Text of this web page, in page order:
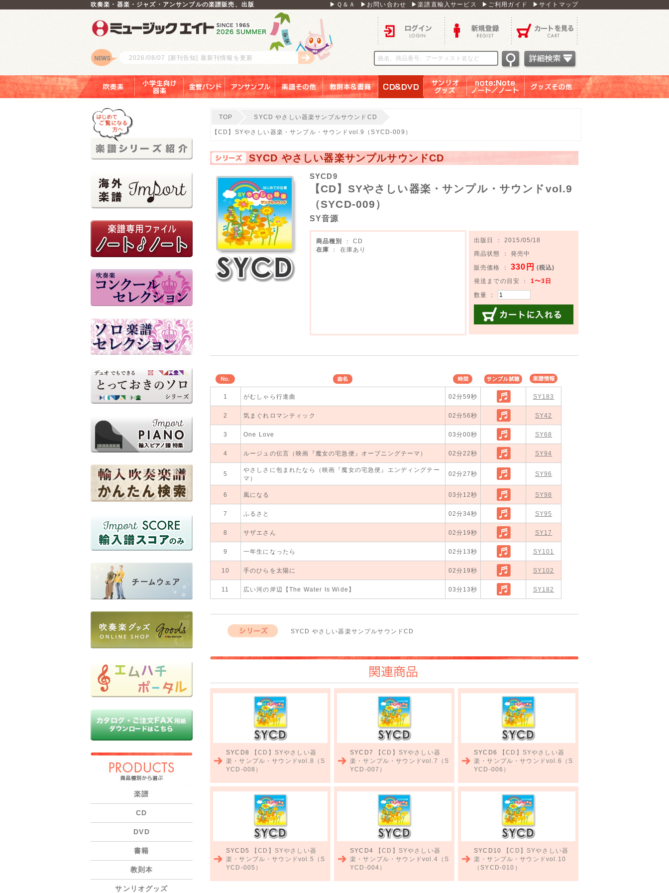
吹奏楽・器楽・ジャズ・アンサンブルの楽譜販売、出版 ▶Ｑ＆Ａ ▶お問い合わせ ▶楽譜直輸入サービス ▶ご利用ガイド ▶サイトマップ
ロゴ
2026/08/07 [新刊告知] 最新刊情報を更新
楽譜
CD
DVD
書籍
教則本
サンリオグッズ
TOP SYCD やさしい器楽サンプルサウンドCD
【CD】SYやさしい器楽・サンプル・サウンドvol.9（SYCD-009）
SYCD やさしい器楽サンプルサウンドCD
SYCD9
【CD】SYやさしい器楽・サンプル・サウンドvol.9
（SYCD-009）
SY音源
商品種別
： CD
在庫
： 在庫あり
出版日 ： 2015/05/18
商品状態 ： 発売中
販売価格 ：330円 (税込)
発送までの目安 ： 1〜3日
数量 ：
No. 曲名 時間
サンプル試
聴
楽譜情報
1
がむしゃら行進曲 02分59秒 SY183
2 気まぐれロマンティック 02分56秒 SY42
3 One Love 03分00秒 SY68
4 ルージュの伝言（映画『魔女の宅急便』オープニングテーマ） 02分22秒
SY音源
SY音源（2026年再収録） SY94
5
やさしさに包まれたなら（映画『魔女の宅急便』エンディングテー
マ）
02分27秒 SY96
6 風になる 03分12秒 SY98
7 ふるさと 02分34秒 SY95
8 サザエさん 02分19秒 SY17
9 一年生になったら 02分13秒 SY101
10 手のひらを太陽に 02分19秒 SY102
11 広い河の岸辺【The Water Is Wide】 03分13秒 SY182
SYCD やさしい器楽サンプルサウンドCD
関連商品
SYCD8
【CD】SYやさしい器
楽・サンプル・サウンドvol.8（S
YCD-008）
SYCD7
【CD】SYやさしい器
楽・サンプル・サウンドvol.7（S
YCD-007）
SYCD6
【CD】SYやさしい器
楽・サンプル・サウンドvol.6（S
YCD-006）
SYCD5
【CD】SYやさしい器
楽・サンプル・サウンドvol.5（S
YCD-005）
SYCD4
【CD】SYやさしい器
楽・サンプル・サウンドvol.4（S
YCD-004）
SYCD10
【CD】SYやさしい器
楽・サンプル・サウンドvol.10
（SYCD-010）